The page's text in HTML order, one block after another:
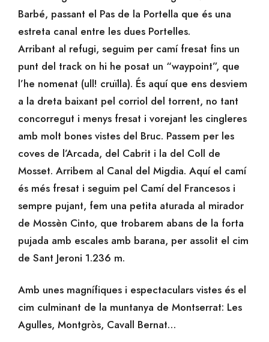
Barbé, passant el Pas de la Portella que és una
estreta canal entre les dues Portelles.
Arribant al refugi, seguim per camí fresat fins un
punt del track on hi he posat un “waypoint”, que
l’he nomenat (ull! cruïlla). És aquí que ens desviem
a la dreta baixant pel corriol del torrent, no tant
concorregut i menys fresat i vorejant les cingleres
amb molt bones vistes del Bruc. Passem per les
coves de l’Arcada, del Cabrit i la del Coll de
Mosset. Arribem al Canal del Migdia. Aquí el camí
és més fresat i seguim pel Camí del Francesos i
sempre pujant, fem una petita aturada al mirador
de Mossèn Cinto, que trobarem abans de la forta
pujada amb escales amb barana, per assolit el cim
de Sant Jeroni 1.236 m.
Amb unes magnífiques i espectaculars vistes és el
cim culminant de la muntanya de Montserrat: Les
Agulles, Montgròs, Cavall Bernat…